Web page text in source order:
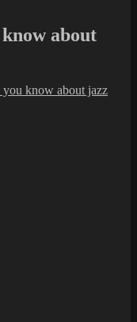
about